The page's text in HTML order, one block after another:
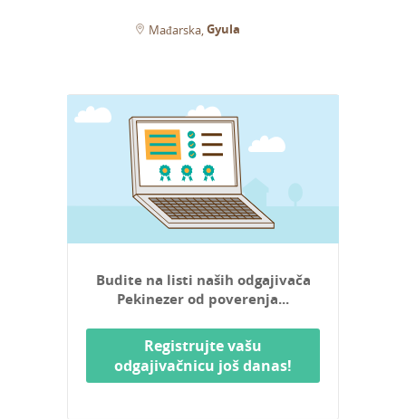
Mađarska Gyula
Budite na listi naših odgajivača
Pekinezer od poverenja...
Registrujte vašu
odgajivačnicu još danas!